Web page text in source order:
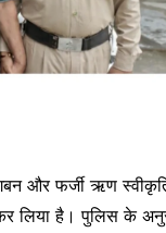
और फर्जी ऋण स्वीकृति
लिया है। पुलिस के